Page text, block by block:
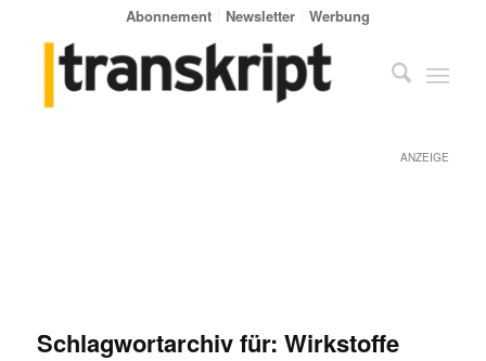
Abonnement Newsletter Werbung
ANZEIGE
Schlagwortarchiv für: Wirkstoffe